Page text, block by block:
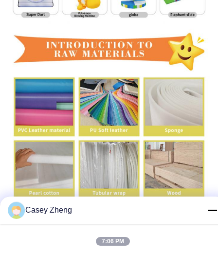
Casey Zheng
7:06 PM